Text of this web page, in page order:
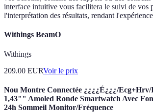
interface intuitive vous facilitera le suivi de vos
l'interprétation des résultats, rendant
Withings BeamO
Withings
209.00 EURVoir le prix
Nou Montre Connectée ¿¿¿¿É¿¿¿/
1,43"" Amoled Ronde Smartwatch Avec
24h Sommeil Monitor/Fréquence